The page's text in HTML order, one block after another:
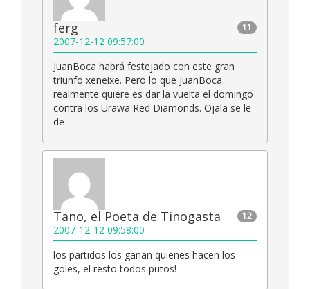
11
ferg
2007-12-12 09:57:00
JuanBoca habrá festejado con este gran
triunfo xeneixe. Pero lo que JuanBoca
realmente quiere es dar la vuelta el domingo
contra los Urawa Red Diamonds. Ojala se le
de
12
Tano, el Poeta de Tinogasta
2007-12-12 09:58:00
los partidos los ganan quienes hacen los
goles, el resto todos putos!